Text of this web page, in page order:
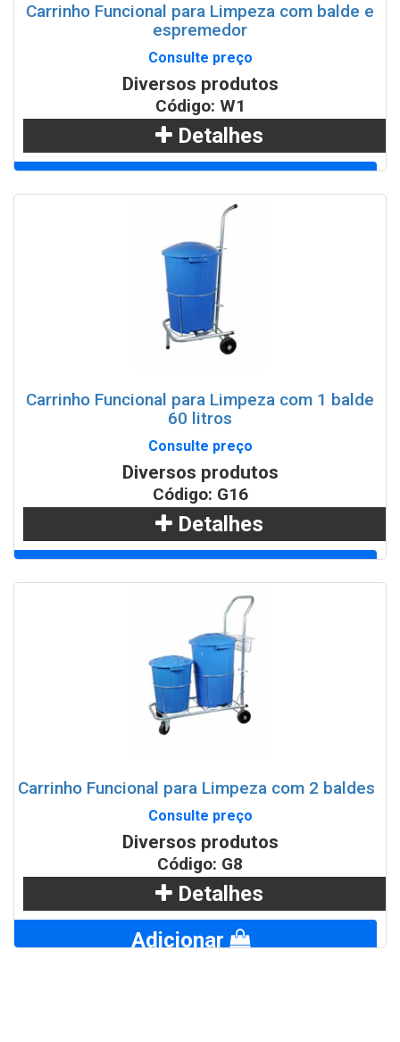
Carrinho Funcional para Limpeza com balde e
espremedor
Consulte preço
Diversos produtos
Código: W1
Detalhes
WhatsApp
Carrinho Funcional para Limpeza com 1 balde
60 litros
Consulte preço
Diversos produtos
Código: G16
Detalhes
WhatsApp
Carrinho Funcional para Limpeza com 2 baldes
Consulte preço
Diversos produtos
Código: G8
Detalhes
Adicionar